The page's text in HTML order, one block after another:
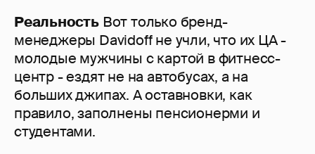
Реальность Вот только бренд-
менеджеры Davidoff не учли, что их ЦА -
молодые мужчины с картой в фитнесс-
центр - ездят не на автобусах, а на
больших джипах. А оставновки, как
правило, заполнены пенсионерми и
студентами.